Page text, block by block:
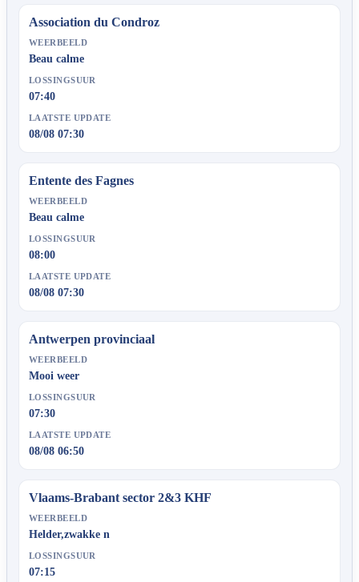
Association du Condroz
WEERBEELD
Beau calme
LOSSINGSUUR
07:40
LAATSTE UPDATE
08/08 07:30
Entente des Fagnes
WEERBEELD
Beau calme
LOSSINGSUUR
08:00
LAATSTE UPDATE
08/08 07:30
Antwerpen provinciaal
WEERBEELD
Mooi weer
LOSSINGSUUR
07:30
LAATSTE UPDATE
08/08 06:50
Vlaams-Brabant sector 2&3 KHF
WEERBEELD
Helder,zwakke n
LOSSINGSUUR
07:15